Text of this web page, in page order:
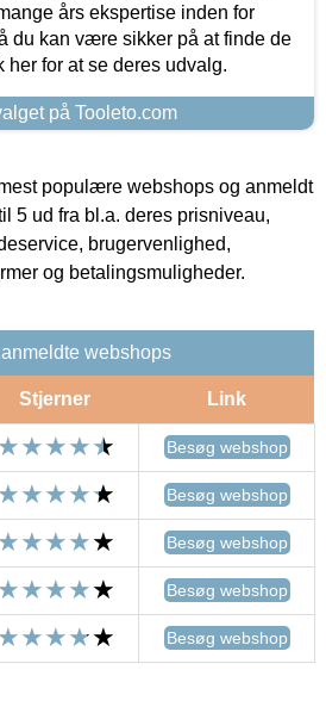
års ekspertise inden for
du kan være sikker på at finde de
her for at se deres udvalg.
på Tooleto.com
populære webshops og anmeldt
5 ud fra bl.a. deres prisniveau,
brugervenlighed,
og betalingsmuligheder.
webshops
Stjerner Link
Besøg webshop
Besøg webshop
Besøg webshop
Besøg webshop
Besøg webshop